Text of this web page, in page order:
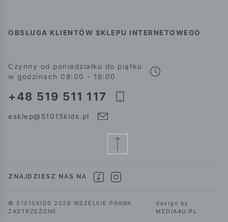
OBSŁUGA KLIENTÓW SKLEPU INTERNETOWEGO
Czynny od poniedziałku do piątku
w godzinach 08:00 - 16:00
+48 519 511 117
esklep@51015kids.pl
ZNAJDZIESZ NAS NA
© 51015KIDS 2026 WSZELKIE PRAWA
ZASTRZEŻONE.
design by
MEDIA4U.PL